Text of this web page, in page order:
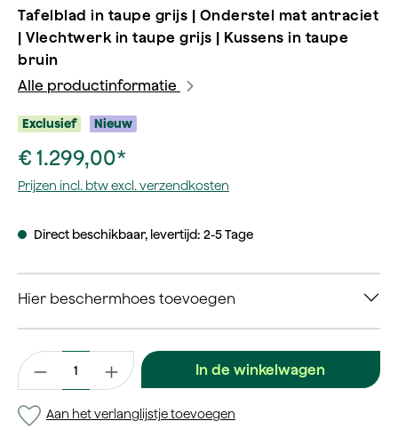
Tafelblad in taupe grijs | Onderstel mat antraciet
| Vlechtwerk in taupe grijs | Kussens in taupe
bruin
Alle productinformatie
Exclusief Nieuw
€ 1.299,00*
Prijzen incl. btw excl. verzendkosten
Direct beschikbaar, levertijd: 2-5 Tage
Hier beschermhoes toevoegen
Productaantal: Voer de gewenste waarde in of gebruik de
In de winkelwagen
Aan het verlanglijstje toevoegen